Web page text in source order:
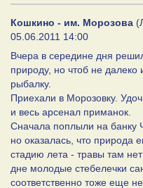
Кошкино - им. Морозова
05.06.2011 14:00
Вчера в середине дня
природу, но чтоб не далеко
рыбалку.
Приехали в Морозовку.
и весь арсенал приманок.
Сначала поплыли на банку
но оказалась, что природа
стадию лета - травы там
дне молодые стебелечки
соответственно тоже еще